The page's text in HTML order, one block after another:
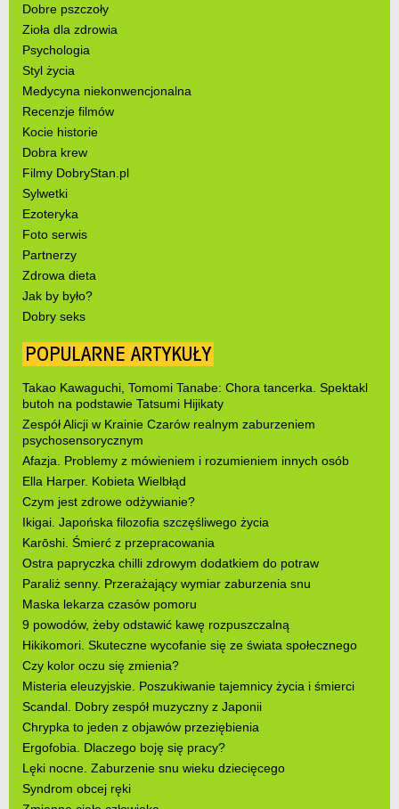
Dobre pszczoły
Zioła dla zdrowia
Psychologia
Styl życia
Medycyna niekonwencjonalna
Recenzje filmów
Kocie historie
Dobra krew
Filmy DobryStan.pl
Sylwetki
Ezoteryka
Foto serwis
Partnerzy
Zdrowa dieta
Jak by było?
Dobry seks
POPULARNE ARTYKUŁY
Takao Kawaguchi, Tomomi Tanabe: Chora tancerka. Spektakl
butoh na podstawie Tatsumi Hijikaty
Zespół Alicji w Krainie Czarów realnym zaburzeniem
psychosensorycznym
Afazja. Problemy z mówieniem i rozumieniem innych osób
Ella Harper. Kobieta Wielbłąd
Czym jest zdrowe odżywianie?
Ikigai. Japońska filozofia szczęśliwego życia
Karōshi. Śmierć z przepracowania
Ostra papryczka chilli zdrowym dodatkiem do potraw
Paraliż senny. Przerażający wymiar zaburzenia snu
Maska lekarza czasów pomoru
9 powodów, żeby odstawić kawę rozpuszczalną
Hikikomori. Skuteczne wycofanie się ze świata społecznego
Czy kolor oczu się zmienia?
Misteria eleuzyjskie. Poszukiwanie tajemnicy życia i śmierci
Scandal. Dobry zespół muzyczny z Japonii
Chrypka to jeden z objawów przeziębienia
Ergofobia. Dlaczego boję się pracy?
Lęki nocne. Zaburzenie snu wieku dziecięcego
Syndrom obcej ręki